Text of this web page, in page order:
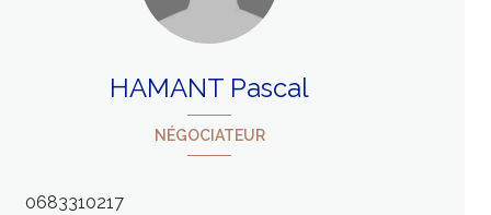
NÉGOCIATEUR
HAMANT Pascal
0683310217